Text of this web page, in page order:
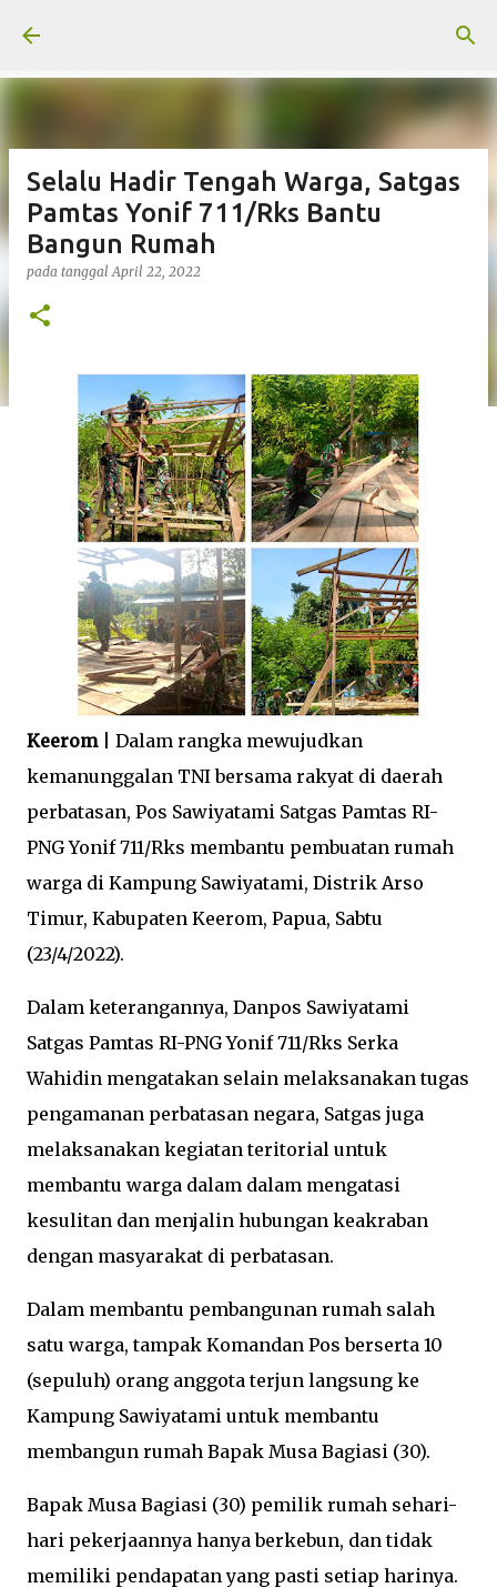
Selalu Hadir Tengah Warga, Satgas
Pamtas Yonif 711/Rks Bantu
Bangun Rumah
pada tanggalApril 22, 2022
Keerom| Dalam rangka mewujudkan
kemanunggalan TNI bersama rakyat di daerah
perbatasan, Pos Sawiyatami Satgas Pamtas RI-
PNG Yonif 711/Rks membantu pembuatan rumah
warga di Kampung Sawiyatami, Distrik Arso
Timur, Kabupaten Keerom, Papua, Sabtu
(23/4/2022).
Dalam keterangannya, Danpos Sawiyatami
Satgas Pamtas RI-PNG Yonif 711/Rks Serka
Wahidin mengatakan selain melaksanakan tugas
pengamanan perbatasan negara, Satgas juga
melaksanakan kegiatan teritorial untuk
membantu warga dalam dalam mengatasi
kesulitan dan menjalin hubungan keakraban
dengan masyarakat di perbatasan.
Dalam membantu pembangunan rumah salah
satu warga, tampak Komandan Pos berserta 10
(sepuluh) orang anggota terjun langsung ke
Kampung Sawiyatami untuk membantu
membangun rumah Bapak Musa Bagiasi (30).
Bapak Musa Bagiasi (30) pemilik rumah sehari-
hari pekerjaannya hanya berkebun, dan tidak
memiliki pendapatan yang pasti setiap harinya.